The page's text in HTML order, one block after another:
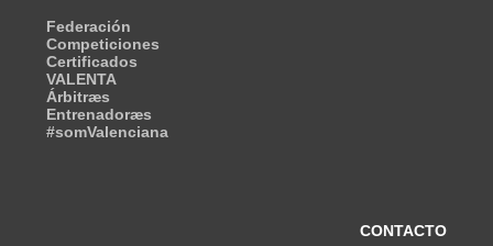
Federación
Competiciones
Certificados
VALENTA
Árbitræs
Entrenadoræs
#somValenciana
CONTACTO